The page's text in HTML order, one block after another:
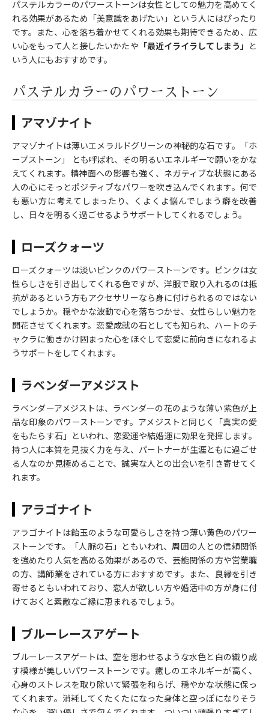
パステルカラーのパワーストーンは女性としての魅力を高めてく
れる効果があるため「美意識をあげたい」という人にはぴったり
です。また、心を落ち着かせてくれる効果も期待できるため、広
い心をもって人と接したいかたや 「最近イライラしてしまう」 と
いう人にもおすすめです。
パステルカラーのパワーストーン
アマゾナイト
アマゾナイトは薄いエメラルドグリーンの神秘的な石です。「ホ
ープストーン」 とも呼ばれ、その明るいエネルギーで願いをかな
えてくれます。精神面への影響も強く、ネガティブな状態にある
人の心にそっとポジティブなパワーを吹き込んでくれます。何で
も悪い方に考えてしまったり、くよくよ悩んでしまう癖を改善
し、日々を明るく過ごせるようサポートしてくれるでしょう。
ローズクォーツ
ローズクォーツは淡いピンクのパワーストーンです。ピンクは女
性らしさを引き出してくれる色ですが、洋服で取り入れるのは抵
抗があるという方もアクセサリーなら身に付けられるのではない
でしょうか。穏やかな波動で心を落ちつかせ、女性らしい魅力を
開花させてくれます。恋愛成就の石としても知られ、ハートのチ
ャクラに働きかけ固まった心をほぐして恋愛に前向きになれるよ
うサポートをしてくれます。
ラベンダーアメジスト
ラベンダーアメジストは、ラベンダーの花のような薄い紫色が上
品な印象のパワーストーンです。アメジストと同じく「真実の愛
をもたらす石」といわれ、恋愛運や結婚運に効果を発揮します。
持つ人に本質を見抜く力を与え、パートナーが生涯ともに過ごせ
る人なのか見極めることで、誠実な人との出会いを引き寄せてく
れます。
アラゴナイト
アラゴナイトは飴玉のような可愛らしさを持つ薄い黄色のパワー
ストーンです。「人脈の石」ともいわれ、周囲の人との信頼関係
を強めたり人気を高める効果があるので、芸能関係の方や営業職
の方、講師業をされている方におすすめです。また、良縁を引き
寄せるともいわれており、恋人が欲しい方や婚活中の方が身に付
けておくと素敵なご縁に恵まれるでしょう。
ブルーレースアゲート
ブルーレースアゲートは、空を思わせるような水色と白の織り成
す模様が美しいパワーストーンです。癒しのエネルギーが高く、
心身のストレスを取り除いて緊張を和らげ、穏やかな状態に保っ
てくれます。消耗してくたくたになった身体と空っぽになりそう